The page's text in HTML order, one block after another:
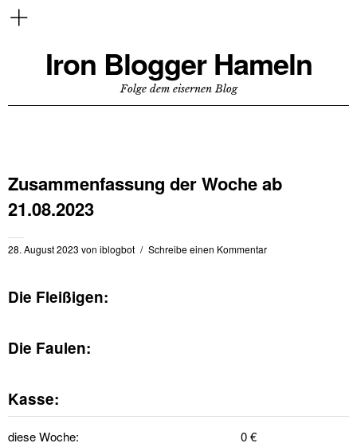
Iron Blogger Hameln
Folge dem eisernen Blog
Zusammenfassung der Woche ab
21.08.2023
28. August 2023 von iblogbot Schreibe einen Kommentar
Die Fleißigen:
Die Faulen:
Kasse:
diese Woche: 0 €